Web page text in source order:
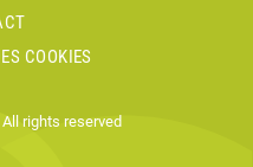
COOKIES
rights reserved